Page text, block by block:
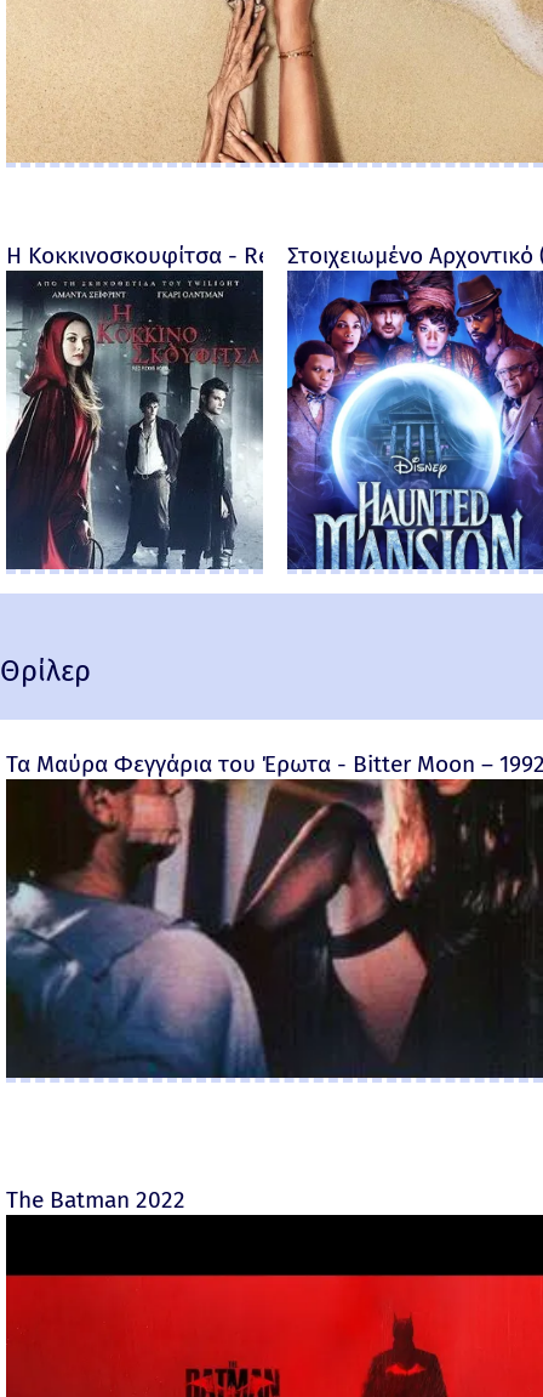
Η Κοκκινοσκουφίτσα - Red Riding Hood - 2011
Στοιχειωμένο
Θρίλερ
Τα Μαύρα Φεγγάρια του Έρωτα - Bitter Moon –
The Batman 2022